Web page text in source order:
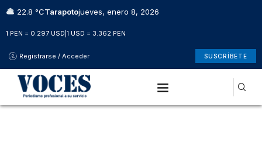
22.8 °CTarapotojueves, enero 8, 2026
1 PEN = 0.297 USD 1 USD = 3.362 PEN
Registrarse / Acceder SUSCRÍBETE